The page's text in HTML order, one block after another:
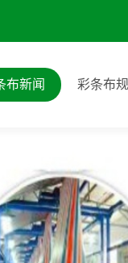
布新闻 彩条布